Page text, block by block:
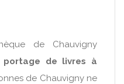
de Chauvigny
portage de livres à
de Chauvigny ne